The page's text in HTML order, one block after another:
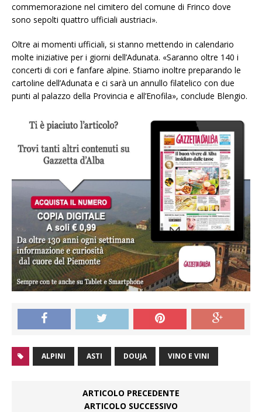
commemorazione nel cimitero del comune di Frinco dove
sono sepolti quattro ufficiali austriaci».
Oltre ai momenti ufficiali, si stanno mettendo in calendario
molte iniziative per i giorni dell’Adunata. «Saranno oltre 140 i
concerti di cori e fanfare alpine. Stiamo inoltre preparando le
cartoline dell’Adunata e ci sarà un annullo filatelico con due
punti al palazzo della Provincia e all’Enofila», conclude Blengio.
ALPINI ASTI DOUJA VINO E VINI
ARTICOLO PRECEDENTE
ARTICOLO SUCCESSIVO